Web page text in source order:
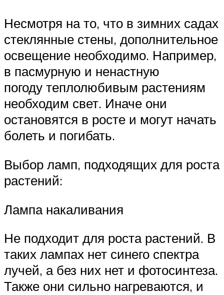
Несмотря на то, что в зимних садах
стеклянные стены, дополнительное
освещение необходимо. Например,
в пасмурную и ненастную
погоду теплолюбивым растениям
необходим свет. Иначе они
остановятся в росте и могут начать
болеть и погибать.
Выбор ламп, подходящих для роста
растений:
Лампа накаливания
Не подходит для роста растений. В
таких лампах нет синего спектра
лучей, а без них нет и фотосинтеза.
Также они сильно нагреваются, и